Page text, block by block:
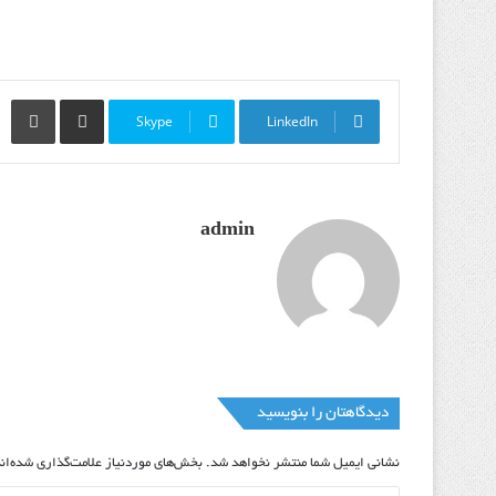
LinkedIn
Skype
admin
دیدگاهتان را بنویسید
نشانی ایمیل شما منتشر نخواهد شد. بخش‌های موردنیاز علامت‌گذاری